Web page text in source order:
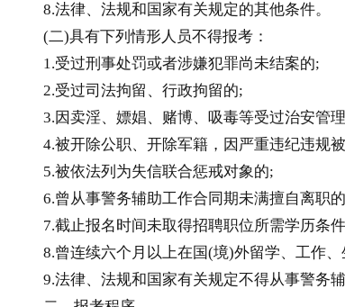
8.法律、法规和国家有关规定的其他条件。
(二)具有下列情形人员不得报考：
1.受过刑事处罚或者涉嫌犯罪尚未结案的;
2.受过司法拘留、行政拘留的;
3.因卖淫、嫖娼、赌博、吸毒等受过治安管
4.被开除公职、开除军籍，因严重违纪违规
5.被依法列为失信联合惩戒对象的;
6.曾从事警务辅助工作合同期未满擅自离职
7.截止报名时间未取得招聘职位所需学历条
8.曾连续六个月以上在国(境)外留学、工作、
9.法律、法规和国家有关规定不得从事警务辅